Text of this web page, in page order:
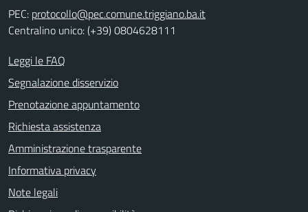
PEC: protocollo@pec.comune.triggiano.ba.it
Centralino unico: (+39) 0804628111
Leggi le FAQ
Segnalazione disservizio
Prenotazione appuntamento
Richiesta assistenza
Amministrazione trasparente
Informativa privacy
Note legali